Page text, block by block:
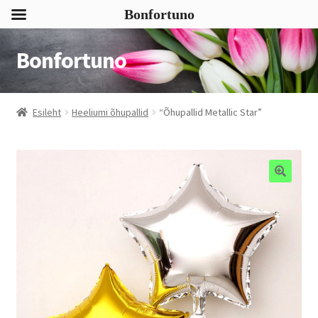
Liigu
navigeerimisele
Liigu
sisu
juurde
Bonfortuno
Esileht Heeliumi õhupallid “Õhupallid Metallic Star”
Bonfortuno